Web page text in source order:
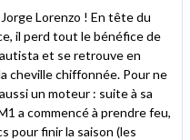
Lorenzo ! En tête du
il perd tout le bénéfice de
et se retrouve en
cheville chiffonnée. Pour ne
un moteur : suite à sa
a commencé à prendre feu,
pour finir la saison (les